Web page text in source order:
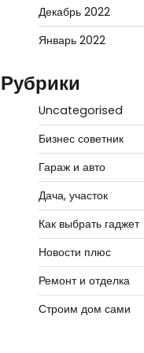
Декабрь 2022
Январь 2022
Рубрики
Uncategorised
Бизнес советник
Гараж и авто
Дача, участок
Как выбрать гаджет
Новости плюс
Ремонт и отделка
Строим дом сами